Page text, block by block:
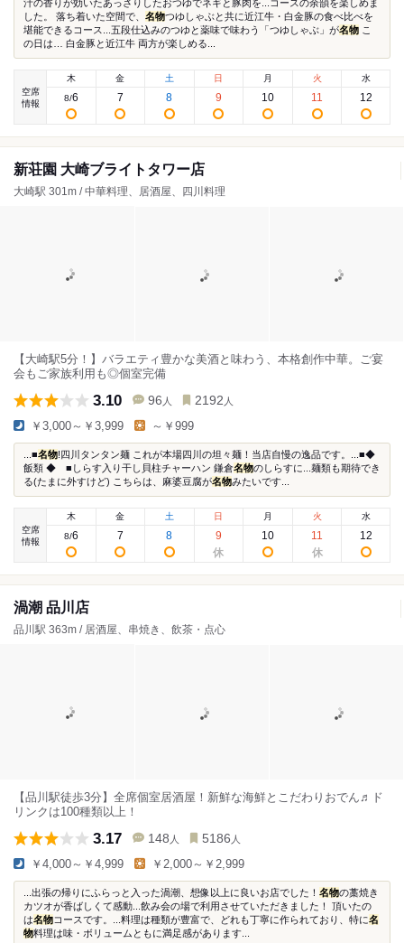
汁の香りが効いたあっさりしたおつゆでネギと豚肉を...コースの余韻を楽しめま
した。 落ち着いた空間で、 名物つゆしゃぶと共に近江牛・白金豚の食べ比べを
堪能できるコース...五段仕込みのつゆと薬味で味わう「つゆしゃぶ」が名物 こ
の日は… 白金豚と近江牛 両方が楽しめる...
空席
情報
木
8/6
金
7
土
8
日
9
月
10
火
11
水
12
新荘園 大崎ブライトタワー店
大崎駅 301m / 中華料理、居酒屋、四川料理
【大崎駅5分！】バラエティ豊かな美酒と味わう、本格創作中華。ご宴
会もご家族利用も◎個室完備
3.10 96 人 2192 人
￥3,000～￥3,999 ～￥999
...■名物!四川タンタン麺 これが本場四川の坦々麺！当店自慢の逸品です。...■◆
飯類 ◆ ■しらす入り干し貝柱チャーハン 鎌倉名物のしらすに...麺類も期待でき
る(たまに外すけど) こちらは、麻婆豆腐が名物みたいです...
空席
情報
木
8/6
金
7
土
8
日
9
月
10
火
11
水
12
渦潮 品川店
品川駅 363m / 居酒屋、串焼き、飲茶・点心
【品川駅徒歩3分】全席個室居酒屋！新鮮な海鮮とこだわりおでん♬ド
リンクは100種類以上！
3.17 148 人 5186 人
￥4,000～￥4,999 ￥2,000～￥2,999
...出張の帰りにふらっと入った渦潮、想像以上に良いお店でした！ 名物の藁焼き
カツオが香ばしくて感動...飲み会の場で利用させていただきました！ 頂いたの
は名物コースです。...料理は種類が豊富で、どれも丁寧に作られており、特に名
物料理は味・ボリュームともに満足感があります...